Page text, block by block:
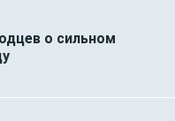
о сильном